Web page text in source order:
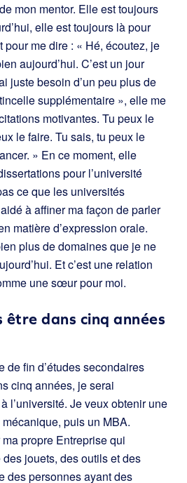
mon mentor. Elle est toujours
elle est toujours là pour
pour me dire : « Hé, écoutez, je
aujourd’hui. C’est un jour
juste besoin d’un peu plus de
supplémentaire », elle me
motivantes. Tu peux le
le faire. Tu sais, tu peux le
» En ce moment, elle
pour l’université
ce que les universités
à affiner ma façon de parler
matière d’expression orale.
plus de domaines que je ne
Et c’est une relation
une sœur pour moi.
être dans cinq années
de fin d’études secondaires
cinq années, je serai
l’université. Je veux obtenir une
puis un MBA.
propre Entreprise qui
jouets, des outils et des
des personnes ayant des